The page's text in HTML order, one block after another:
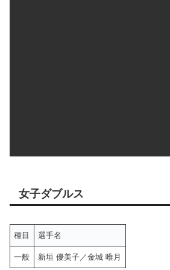
女子ダブルス
種目 選手名
一般 新垣 優美子／金城 唯月